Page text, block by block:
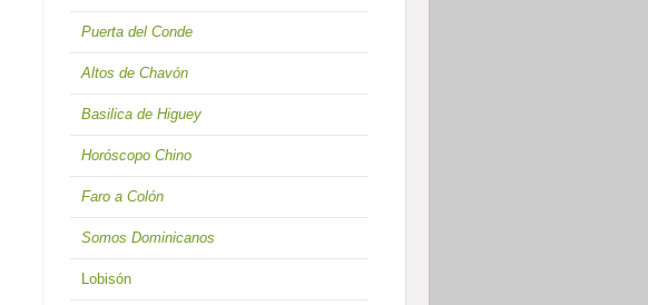
Puerta del Conde
Altos de Chavón
Basilica de Higuey
Horóscopo Chino
Faro a Colón
Somos Dominicanos
Lobisón